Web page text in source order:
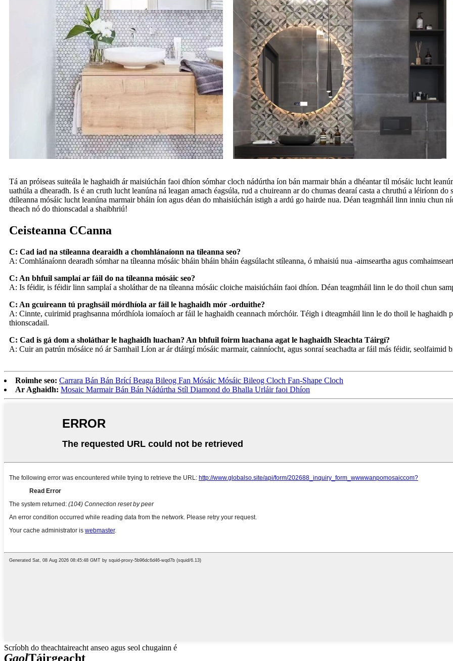
Tá an próiseas suiteála le haghaidh ár maisiúchán faoi dhíon sómhar cloch nádúrtha íon bán marmair bhán a dhéantar tíl mósáic lucht
uathúla a dhearadh. Is é an cruth lucht leanúna ná leagan amach éagsúla, rud a chuireann ar do chumas dearaí casta a chruthú a léiríonn
dtíleanna mósáic lucht leanúna marmair bháin íon agus déan do mhaisiúchán istigh a ardú go hairde nua. Déan teagmháil linn inniu chun
theach nó do thionscadal a shaibhriú!
Ceisteanna CCanna
C: Cad iad na stíleanna dearaidh a chomhlánaíonn na tíleanna seo?
A: Comhlánaíonn dearadh sómhar na tíleanna mósáic bháin bháin bháin éagsúlacht stíleanna, ó mhaisiú nua -aimseartha agus
C: An bhfuil samplaí ar fáil do na tíleanna mósáic seo?
A: Is féidir, is féidir linn samplaí a sholáthar de na tíleanna mósáic cloiche maisiúcháin faoi dhíon. Déan teagmháil linn le do thoil chun
C: An gcuireann tú praghsáil mórdhíola ar fáil le haghaidh mór -orduithe?
A: Cinnte, cuirimid praghsanna mórdhíola iomaíoch ar fáil le haghaidh ceannach mórchóir. Téigh i dteagmháil linn le do thoil le haghaidh
thionscadail.
C: Cad is gá dom a sholáthar le haghaidh luachan? An bhfuil foirm luachana agat le haghaidh Sleachta Táirgí?
A: Cuir an patrún mósáice nó ár Samhail Líon ar ár dtáirgí mósáic marmair, cainníocht, agus sonraí seachadta ar fáil más féidir, seolfaimid
Roimhe seo: Carrara Bán Bán Brící Beaga Bileog Fan Mósáic Mósáic Bileog Cloch Fan-Shape Cloch
Ar Aghaidh: Mosaic Marmair Bán Bán Nádúrtha Stíl Diamond do Bhalla Urláir faoi Dhíon
Scríobh do theachtaireacht anseo agus seol chugainn é
GaolTáirgeacht